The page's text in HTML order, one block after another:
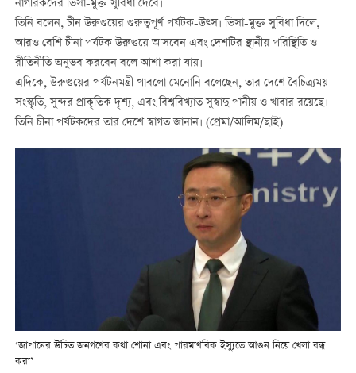
নাগরিকদের ভিসা-মুক্ত সুবিধা দেবে।
তিনি বলেন, চীন উরুগুয়ের গুরুত্বপূর্ণ পর্যটক-উত্স। ভিসা-মুক্ত সুবিধা দিলে,
আরও বেশি চীনা পর্যটক উরুগুয়ে আসবেন এবং দেশটির স্থানীয় পরিস্থিতি ও
রীতিনীতি অনুভব করবেন বলে আশা করা যায়।
এদিকে, উরুগুয়ের পর্যটনমন্ত্রী পাবলো মেনোনি বলেছেন, তার দেশে বৈচিত্র্যময়
সংস্কৃতি, সুন্দর প্রাকৃতিক দৃশ্য, এবং বিশ্ববিখ্যাত সুস্বাদু পানীয় ও খাবার রয়েছে।
তিনি চীনা পর্যটকদের তার দেশে স্বাগত জানান। (প্রেমা/আলিম/ছাই)
‘জাপানের উচিত জনগণের কথা শোনা এবং পারমাণবিক ইস্যুতে আগুন নিয়ে খেলা বন্ধ
করা’